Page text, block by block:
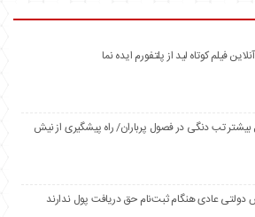
فیلم کوتاه لید از پلتفورم ایده نما
بیشتر تب دنگی در فصول پرباران/ راه پیشگیری از نیش
دولتی عادی هنگام ثبت‌نام حق دریافت پول ندارند